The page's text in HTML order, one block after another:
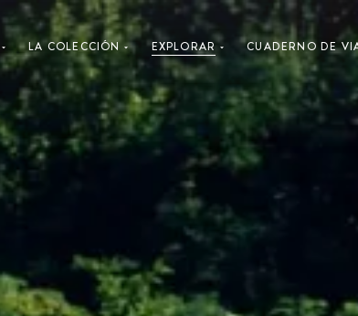
LA COLECCIÓN EXPLORAR CUADERNO DE